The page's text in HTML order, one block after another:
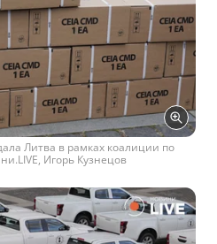
Литва в рамках коалиции по
Игорь Кузнецов